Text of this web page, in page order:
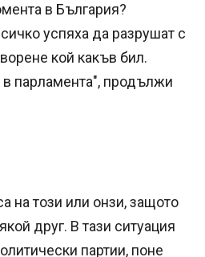
в България?
успяха да разрушат с
кой какъв бил.
парламента", продължи
на този или онзи, защото
друг. В тази ситуация
партии, поне